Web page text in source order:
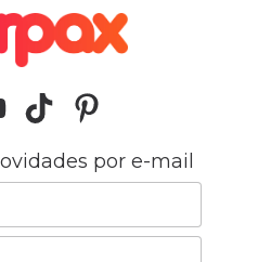
por e-mail